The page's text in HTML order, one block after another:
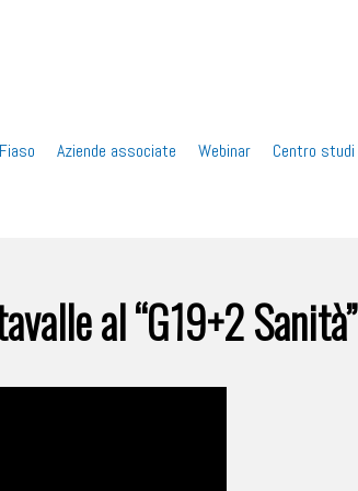
Vai
Fiaso Aziende associate Webinar Centro studi
al “G19+2 Sanità”